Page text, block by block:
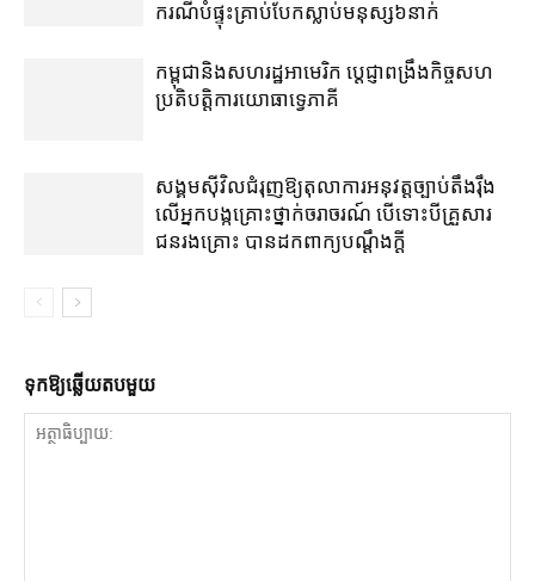
ករណី​បំផ្ទុះ​គ្រាប់បែក​ស្លាប់​មនុស្ស​៦​នាក់
កម្ពុជា​និង​សហរដ្ឋអាមេរិក ប្ដេជ្ញា​ពង្រឹង​កិច្ច​សហ
ប្រតិបត្តិការ​យោធា​ទ្វេភាគី
សង្គម​ស៊ីវិល​ជំរុញ​ឱ្យ​តុលាការ​អនុវត្ត​ច្បាប់​តឹងរ៉ឹង​
លើ​អ្នក​បង្ក​គ្រោះថ្នាក់​ចរាចរណ៍ បើ​ទោះ​បី​គ្រួសារ​
ជនរងគ្រោះ បាន​ដក​ពាក្យបណ្ដឹង​ក្ដី
ទុក​ឱ្យ​ឆ្លើយ​តប​មួយ